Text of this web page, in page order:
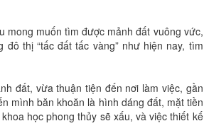
mong muốn tìm được mảnh đất vuông vức,
thị “tấc đất tấc vàng” như hiện nay, tìm
đất, vừa thuận tiện đến nơi làm việc, gần
mình băn khoăn là hình dáng đất, mặt tiền
học phong thủy sẽ xấu, và việc thiết kế